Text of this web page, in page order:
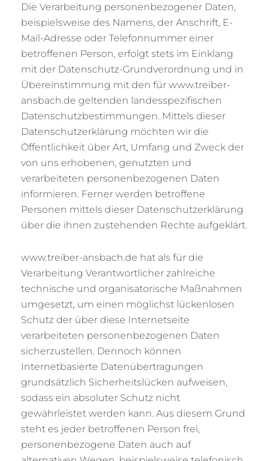
Die Verarbeitung personenbezogener Daten,
beispielsweise des Namens, der Anschrift, E-
Mail-Adresse oder Telefonnummer einer
betroffenen Person, erfolgt stets im Einklang
mit der Datenschutz-Grundverordnung und in
Übereinstimmung mit den für www.treiber-
ansbach.de geltenden landesspezifischen
Datenschutzbestimmungen. Mittels dieser
Datenschutzerklärung möchten wir die
Öffentlichkeit über Art, Umfang und Zweck der
von uns erhobenen, genutzten und
verarbeiteten personenbezogenen Daten
informieren. Ferner werden betroffene
Personen mittels dieser Datenschutzerklärung
über die ihnen zustehenden Rechte aufgeklärt.
www.treiber-ansbach.de hat als für die
Verarbeitung Verantwortlicher zahlreiche
technische und organisatorische Maßnahmen
umgesetzt, um einen möglichst lückenlosen
Schutz der über diese Internetseite
verarbeiteten personenbezogenen Daten
sicherzustellen. Dennoch können
Internetbasierte Datenübertragungen
grundsätzlich Sicherheitslücken aufweisen,
sodass ein absoluter Schutz nicht
gewährleistet werden kann. Aus diesem Grund
steht es jeder betroffenen Person frei,
personenbezogene Daten auch auf